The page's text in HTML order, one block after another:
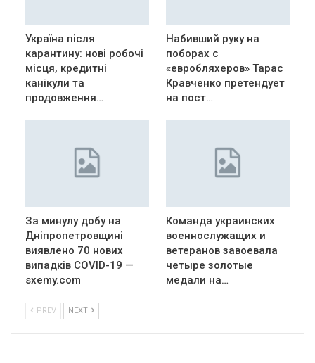
Україна після
карантину: нові робочі
місця, кредитні
канікули та
продовження…
Набивший руку на
поборах с
«евробляхеров» Тарас
Кравченко претендует
на пост…
За минулу добу на
Дніпропетровщині
виявлено 70 нових
випадків COVID-19 —
sxemy.com
Команда украинских
военнослужащих и
ветеранов завоевала
четыре золотые
медали на…
PREV NEXT